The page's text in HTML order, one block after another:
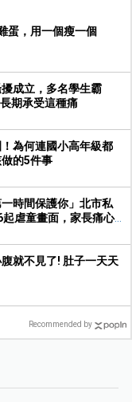
蛋，用一個瘦一個
成立，多名學生霸
期承受這種痛
為何連國小高年級都
的5件事
時間保護你」北市私
虐童畫面，家長痛心
就不見了! 肚子一天天
Recommended by